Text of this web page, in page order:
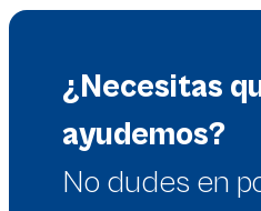
¿Necesitas
ayudemos?
No dudes en